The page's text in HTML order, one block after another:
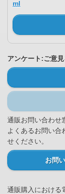
ml
アンケート:ご意
通販お問い合わせ
よくあるお問い合
せください。
お問
通販購入における